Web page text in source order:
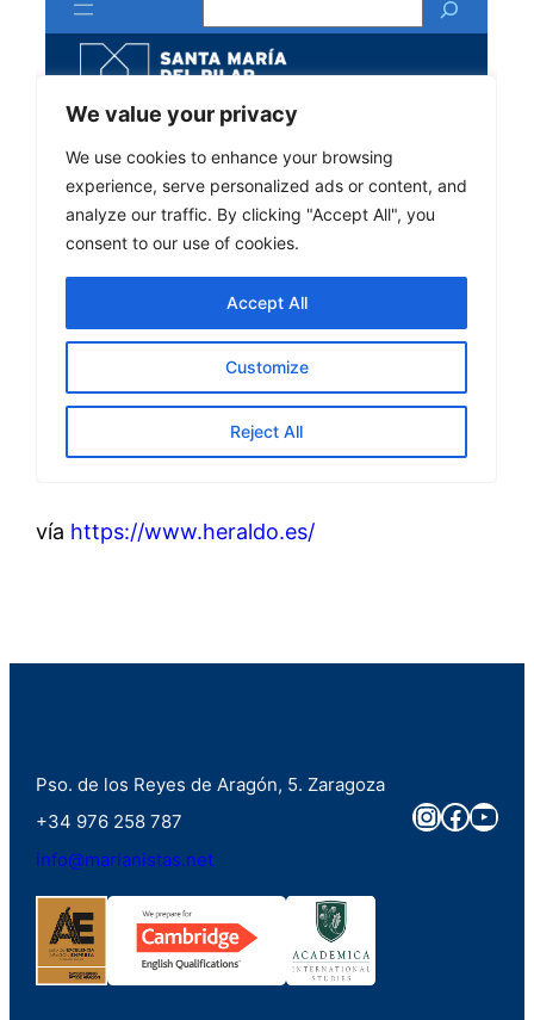
vía https://www.heraldo.es/
Pso. de los Reyes de Aragón, 5. Zaragoza
+34 976 258 787
info@marianistas.net